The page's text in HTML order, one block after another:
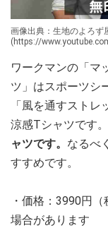
画像出典：生地のよろず
(https://
ワークマンの「マ
ツ」はスポーツシ
「風を通すスト
涼感Tシャツです。
ャツです。 なるべ
すすめです。
・価格：3990円
場合があります